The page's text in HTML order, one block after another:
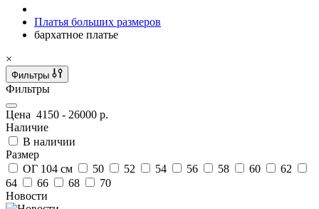
Платья больших размеров
бархатное платье
×
Фильтры
Фильтры
Цена 4150 - 26000 р.
Наличие
В наличии
Размер
ОГ 104 см
50 52 54 56 58 60
62
64
66 68
70
Новости